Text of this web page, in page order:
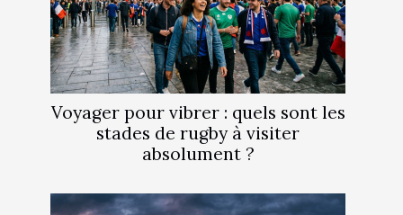
Voyager pour vibrer : quels sont les
stades de rugby à visiter
absolument ?